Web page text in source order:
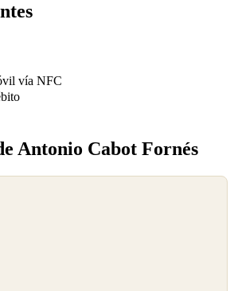
vía NFC
Antonio Cabot Fornés